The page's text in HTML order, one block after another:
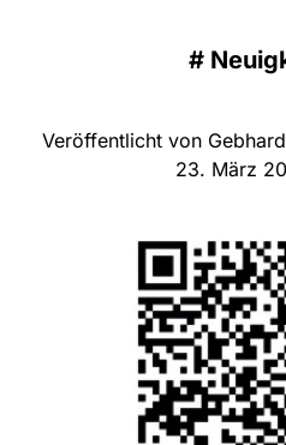
#
Veröffentlicht von
23. März